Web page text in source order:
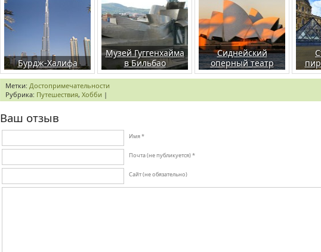
Бурдж-Халифа
Музей Гуггенхайма
в Бильбао
Сиднейский
оперный театр
Метки: Достопримечательности
Рубрика: Путешествия, Хобби |
Ваш отзыв
Имя *
Почта (не публикуется) *
Сайт (не обязательно)